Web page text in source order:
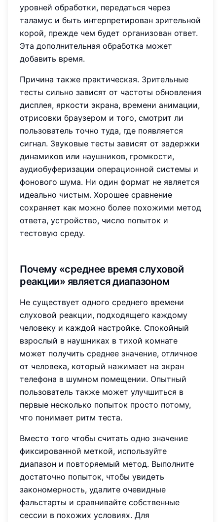
уровней обработки, передаться через
таламус и быть интерпретирован зрительной
корой, прежде чем будет организован ответ.
Эта дополнительная обработка может
добавить время.
Причина также практическая. Зрительные
тесты сильно зависят от частоты обновления
дисплея, яркости экрана, времени анимации,
отрисовки браузером и того, смотрит ли
пользователь точно туда, где появляется
сигнал. Звуковые тесты зависят от задержки
динамиков или наушников, громкости,
аудиобуферизации операционной системы и
фонового шума. Ни один формат не является
идеально чистым. Хорошее сравнение
сохраняет как можно более похожими метод
ответа, устройство, число попыток и
тестовую среду.
Почему «среднее время слуховой
реакции» является диапазоном
Не существует одного среднего времени
слуховой реакции, подходящего каждому
человеку и каждой настройке. Спокойный
взрослый в наушниках в тихой комнате
может получить среднее значение, отличное
от человека, который нажимает на экран
телефона в шумном помещении. Опытный
пользователь также может улучшиться в
первые несколько попыток просто потому,
что понимает ритм теста.
Вместо того чтобы считать одно значение
фиксированной меткой, используйте
диапазон и повторяемый метод. Выполните
достаточно попыток, чтобы увидеть
закономерность, удалите очевидные
фальстарты и сравнивайте собственные
сессии в похожих условиях. Для